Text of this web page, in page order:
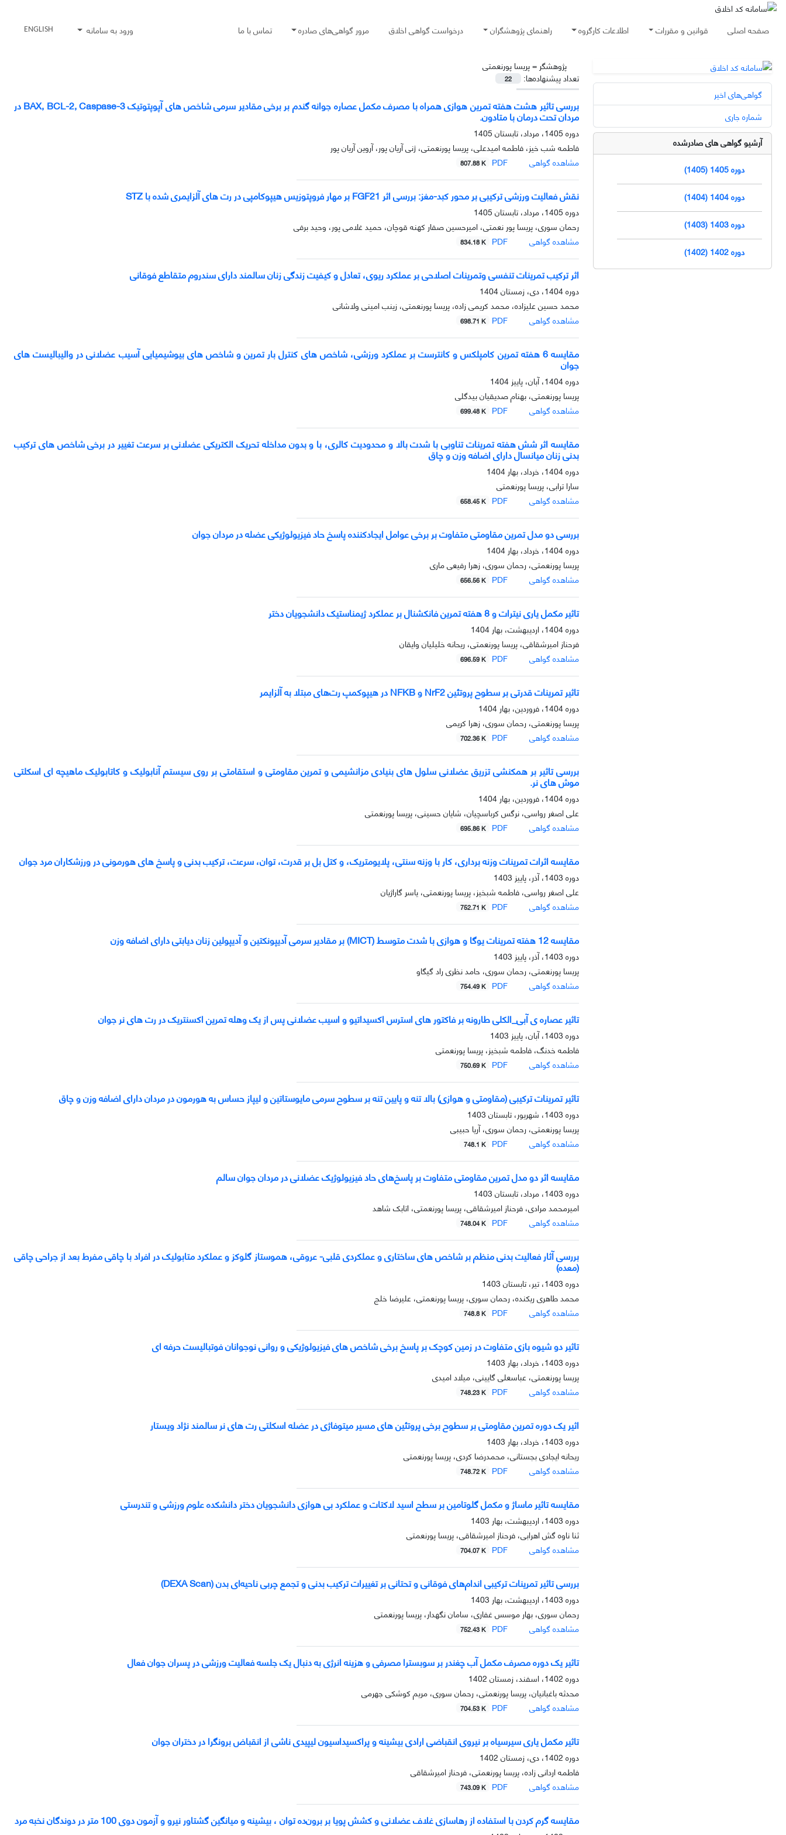
صفحه اصلی قوانین و مقررات اطلاعات کارگروه راهنمای پژوهشگران درخواست گواهی اخلاق مرور گواهی‌های صادره تماس با ما ورود به سامانه ENGLISH
پژوهشگر =پریسا پورنعمتی
تعداد پیشنهاده‌ها:
22
بررسی تاثیر هشت هفته تمرین هوازی همراه با مصرف مکمل عصاره جوانه گندم بر برخی مقادیر سرمی شاخص های آپوپتوتیک BAX, BCL-2, Caspase-3 در
مردان تحت درمان با متادون.
دوره 1405، مرداد، تابستان 1405
فاطمه شب خیز، فاطمه امیدعلی، پریسا پورنعمتی، ژنی آریان پور، آروین آریان پور
مشاهده گواهی
PDF
807.88 K
نقش فعالیت ورزشی ترکیبی بر محور کبد-مغز: بررسی اثر FGF21 بر مهار فروپتوزیس هیپوکامپی در رت های آلزایمری شده با STZ
دوره 1405، مرداد، تابستان 1405
رحمان سوری، پریسا پور نعمتی، امیرحسین صفار کهنه قوچان، حمید غلامی پور، وحید برفی
مشاهده گواهی
PDF
834.18 K
اثر ترکیب تمرینات تنفسی وتمرینات اصلاحی بر عملکرد ریوی، تعادل و کیفیت زندگی زنان سالمند دارای سندروم متقاطع فوقانی
دوره 1404، دی، زمستان 1404
محمد حسین علیزاده، محمد کریمی زاده، پریسا پورنعمتی، زینب امینی ولاشانی
مشاهده گواهی
PDF
698.71 K
مقایسه 6 هفته تمرین کامپلکس و کانترست بر عملکرد ورزشی، شاخص های کنترل بار تمرین و شاخص های بیوشیمیایی آسیب عضلانی در والیبالیست های
جوان
دوره 1404، آبان، پاییز 1404
پریسا پورنعمتی، بهنام صدیقیان بیدگلی
مشاهده گواهی
PDF
699.48 K
مقایسه اثر شش هفته تمرینات تناوبی با شدت بالا و محدودیت کالری، با و بدون مداخله تحریک الکتریکی عضلانی بر سرعت تغییر در برخی شاخص های ترکیب
بدنی زنان میانسال دارای اضافه وزن و چاق
دوره 1404، خرداد، بهار 1404
سارا ترابی، پریسا پورنعمتی
مشاهده گواهی
PDF
658.45 K
بررسی دو مدل تمرین مقاومتی متفاوت بر برخی عوامل ایجادکننده پاسخ حاد فیزیولوژیکی عضله در مردان جوان
دوره 1404، خرداد، بهار 1404
پریسا پورنعمتی، رحمان سوری، زهرا رفیعی ماری
مشاهده گواهی
PDF
656.56 K
تاثیر مکمل یاری نیترات و 8 هفته تمرین فانکشنال بر عملکرد ژیمناستیک دانشجویان دختر
دوره 1404، اردیبهشت، بهار 1404
فرحناز امیرشقاقی، پریسا پورنعمتی، ریحانه خلیلیان وایقان
مشاهده گواهی
PDF
696.59 K
تاثیر تمرینات قدرتی بر سطوح پروتئین NrF2 و NFKB در هیپوکمپ رت‌های مبتلا به آلزایمر
دوره 1404، فروردین، بهار 1404
پریسا پورنعمتی، رحمان سوری، زهرا کریمی
مشاهده گواهی
PDF
702.36 K
بررسی تاثیر بر همکنشی تزریق عضلانی سلول های بنیادی مزانشیمی و تمرین مقاومتی و استقامتی بر روی سیستم آنابولیک و کاتابولیک ماهیچه ای اسکلتی
موش های نر.
دوره 1404، فروردین، بهار 1404
علی اصغر رواسی، نرگس کرباسچیان، شایان حسینی، پریسا پورنعمتی
مشاهده گواهی
PDF
695.86 K
مقایسه اثرات تمرینات وزنه برداری، کار با وزنه سنتی، پلایومتریک، و کتل بل بر قدرت، توان، سرعت، ترکیب بدنی و پاسخ های هورمونی در ورزشکاران مرد جوان
دوره 1403، آذر، پاییز 1403
علی اصغر رواسی، فاطمه شبخیز، پریسا پورنعمتی، یاسر گاراژیان
مشاهده گواهی
PDF
752.71 K
مقایسه 12 هفته تمرینات یوگا و هوازی با شدت متوسط (MICT) بر مقادیر سرمی آدیپونکتین و آدیپولین زنان دیابتی دارای اضافه وزن
دوره 1403، آذر، پاییز 1403
پریسا پورنعمتی، رحمان سوری، حامد نظری راد گیگاو
مشاهده گواهی
PDF
754.49 K
تاثیر عصاره ی آبی_الکلی طارونه بر فاکتور های استرس اکسیداتیو و اسیب عضلانی پس از یک وهله تمرین اکسنتریک در رت های نر جوان
دوره 1403، آبان، پاییز 1403
فاطمه خدنگ، فاطمه شبخیز، پریسا پورنعمتی
مشاهده گواهی
PDF
750.69 K
تاثیر تمرینات ترکیبی (مقاومتی و هوازی) بالا تنه و پایین تنه بر سطوح سرمی مایوستاتین و لیپاز حساس به هورمون در مردان دارای اضافه وزن و چاق
دوره 1403، شهریور، تابستان 1403
پریسا پورنعمتی، رحمان سوری، آریا حبیبی
مشاهده گواهی
PDF
748.1 K
مقایسه اثر دو مدل تمرین مقاومتی متفاوت بر پاسخ‌های حاد فیزیولوژیک عضلانی در مردان جوان سالم
دوره 1403، مرداد، تابستان 1403
امیرمحمد مرادی، فرحناز امیرشقاقی، پریسا پورنعمتی، اتابک شاهد
مشاهده گواهی
PDF
748.04 K
بررسی آثار فعالیت بدنی منظم بر شاخص های ساختاری و عملکردی قلبی- عروقی، هموستاز گلوکز و عملکرد متابولیک در افراد با چاقی مفرط بعد از جراحی چاقی
(معده)
دوره 1403، تیر، تابستان 1403
محمد طاهری ریکنده، رحمان سوری، پریسا پورنعمتی، علیرضا خلج
مشاهده گواهی
PDF
748.8 K
تاثیر دو شیوه بازی متفاوت در زمین کوچک بر پاسخ برخی شاخص های فیزیولوژیکی و روانی نوجوانان فوتبالیست حرفه ای
دوره 1403، خرداد، بهار 1403
پریسا پورنعمتی، عباسعلی گایینی، میلاد امیدی
مشاهده گواهی
PDF
748.23 K
اثیر یک دوره تمرین مقاومتی بر سطوح برخی پروتئین های مسیر میتوفاژی در عضله اسکلتی رت های نر سالمند نژاد ویستار
دوره 1403، خرداد، بهار 1403
ریحانه ایجادی بجستانی، محمدرضا کردی، پریسا پورنعمتی
مشاهده گواهی
PDF
748.72 K
مقایسه تاثیر ماساژ و مکمل گلوتامین بر سطح اسید لاکتات و عملکرد بی هوازی دانشجویان دختر دانشکده علوم ورزشی و تندرستی
دوره 1403، اردیبهشت، بهار 1403
ثنا ناوه گش اهرابی، فرحناز امیرشقاقی، پریسا پورنعمتی
مشاهده گواهی
PDF
704.07 K
بررسی تاثیر تمرینات ترکیبی اندا‌م‌های فوقانی و تحتانی بر تغییرات ترکیب بدنی و تجمع چربی ناحیه‌ای بدن (DEXA Scan)
دوره 1403، اردیبهشت، بهار 1403
رحمان سوری، بهار موسس غفاری، سامان نگهدار، پریسا پورنعمتی
مشاهده گواهی
PDF
752.43 K
تاثیر یک دوره مصرف مکمل آب چغندر بر سوبسترا مصرفی و هزینه انرژی به دنبال یک جلسه فعالیت ورزشی در پسران جوان فعال
دوره 1402، اسفند، زمستان 1402
محدثه باغبانیان، پریسا پورنعمتی، رحمان سوری، مریم کوشکی جهرمی
مشاهده گواهی
PDF
704.53 K
تاثیر مکمل یاری سیرسیاه بر نیروی انقباضی ارادی بیشینه و پراکسیداسیون لیپیدی ناشی از انقباض برونگرا در دختران جوان
دوره 1402، دی، زمستان 1402
فاطمه اردانی زاده، پریسا پورنعمتی، فرحناز امیرشقاقی
مشاهده گواهی
PDF
743.09 K
مقایسه گرم کردن با استفاده از رهاسازی غلاف عضلانی و کشش پویا بر برون‌ده توان ، بیشینه و میانگین گشتاور نیرو و آزمون دوی 100 متر در دوندگان نخبه مرد
گواهی‌های اخیر
شماره جاری
آرشیو گواهی های صادرشده
دوره 1405 (1405)
دوره 1404 (1404)
دوره 1403 (1403)
دوره 1402 (1402)